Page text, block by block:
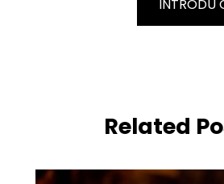
INTRODU
Related